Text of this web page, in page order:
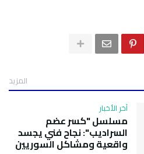
المزيد
آخر الأخبار
مسلسل "كسر عضم
السراديب": نجاح فني يجسد
واقعية ومشاكل السوريين